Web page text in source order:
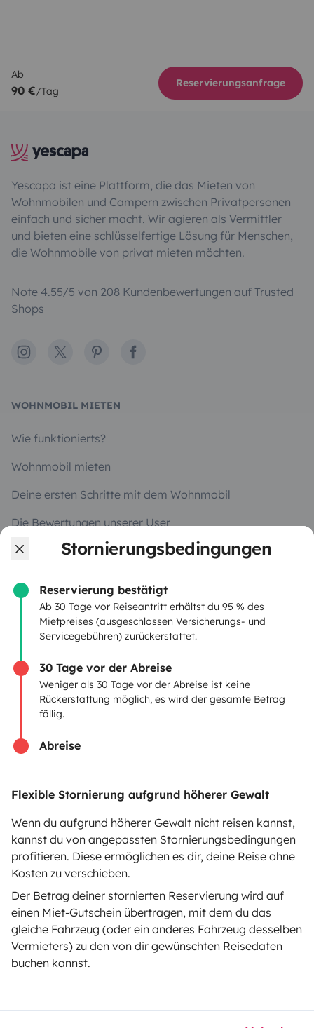
Stornierungsbedingungen
Reservierung bestätigt
Ab 30 Tage vor Reiseantritt erhältst du 95 % des
Mietpreises (ausgeschlossen Versicherungs- und
Servicegebühren) zurückerstattet.
30 Tage vor der Abreise
Weniger als 30 Tage vor der Abreise ist keine
Rückerstattung möglich, es wird der gesamte Betrag
fällig.
Abreise
Flexible Stornierung aufgrund höherer Gewalt
Wenn du aufgrund höherer Gewalt nicht reisen kannst,
kannst du von angepassten Stornierungsbedingungen
profitieren. Diese ermöglichen es dir, deine Reise ohne
Kosten zu verschieben.
Der Betrag deiner stornierten Reservierung wird auf
einen Miet-Gutschein übertragen, mit dem du das
gleiche Fahrzeug (oder ein anderes Fahrzeug desselben
Vermieters) zu den von dir gewünschten Reisedaten
buchen kannst.
Ab
90 €/Tag
Reservierungsanfrage
Yescapa ist eine Plattform, die das Mieten von
Wohnmobilen und Campern zwischen Privatpersonen
einfach und sicher macht. Wir agieren als Vermittler
und bieten eine schlüsselfertige Lösung für Menschen,
die Wohnmobile von privat mieten möchten.
Note 4.55/5 von 208 Kundenbewertungen auf Trusted
Shops
Instagram
X PinterestFacebook
WOHNMOBIL MIETEN
Wie funktionierts?
Wohnmobil mieten
Deine ersten Schritte mit dem Wohnmobil
Die Bewertungen unserer User
Hilfe für Mieter
VERMIETER
Wohnmobil vermieten
Mietvertrag
Mietversicherung
Mietpannenhilfe
Hilfe für Vermieter
Sichere ZahlungsweisenRatenzahlung
Herunterladen im
App Store
Google Play
Blog Kontakt